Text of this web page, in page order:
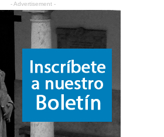
- Advertisement -